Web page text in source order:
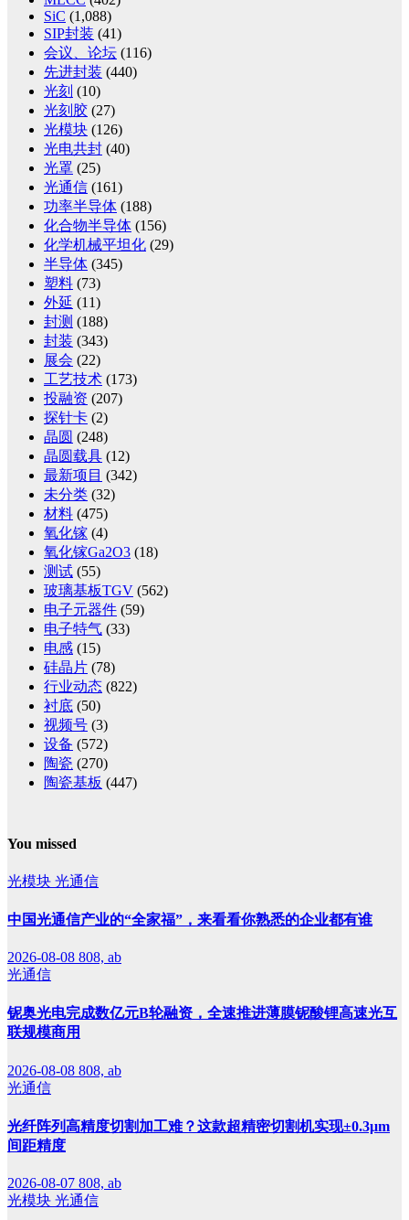
SiC (1,088)
SIP封装 (41)
会议、论坛 (116)
先进封装 (440)
光刻 (10)
光刻胶 (27)
光模块 (126)
光电共封 (40)
光罩 (25)
光通信 (161)
功率半导体 (188)
化合物半导体 (156)
化学机械平坦化 (29)
半导体 (345)
塑料 (73)
外延 (11)
封测 (188)
封装 (343)
展会 (22)
工艺技术 (173)
投融资 (207)
探针卡 (2)
晶圆 (248)
晶圆载具 (12)
最新项目 (342)
未分类 (32)
材料 (475)
氧化镓 (4)
氧化镓Ga2O3 (18)
测试 (55)
玻璃基板TGV (562)
电子元器件 (59)
电子特气 (33)
电感 (15)
硅晶片 (78)
行业动态 (822)
衬底 (50)
视频号 (3)
设备 (572)
陶瓷 (270)
陶瓷基板 (447)
You missed
光模块 光通信
中国光通信产业的“全家福”，来看看你熟悉的企业都有谁
2026-08-08 808, ab
光通信
铌奥光电完成数亿元B轮融资，全速推进薄膜铌酸锂高速光互
联规模商用
2026-08-08 808, ab
光通信
光纤阵列高精度切割加工难？这款超精密切割机实现±0.3μm
间距精度
2026-08-07 808, ab
光模块 光通信